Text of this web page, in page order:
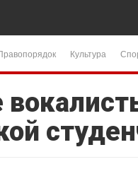
Культура